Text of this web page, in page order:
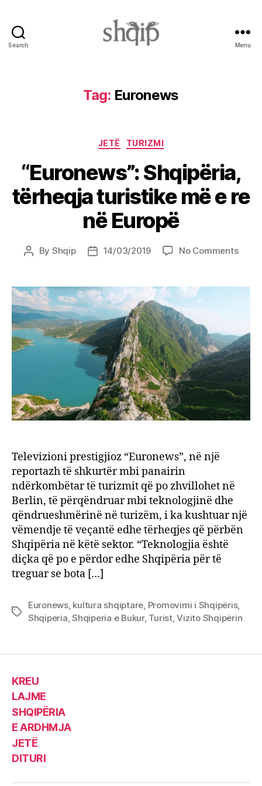
Search Menu
Tag: Euronews
Categories
JETË TURIZMI
“Euronews”: Shqipëria,
tërheqja turistike më e re
në Europë
Post
By Shqip
Post14/03/2019 No Commentson
re
në
Televizioni prestigjioz “Euronews”, në një
reportazh të shkurtër mbi panairin
ndërkombëtar të turizmit që po zhvillohet në
Berlin, të përqëndruar mbi teknologjinë dhe
qëndrueshmërinë në turizëm, i ka kushtuar një
vëmendje të veçantë edhe tërheqjes që përbën
Shqipëria në këtë sektor. “Teknologjia është
diçka që po e përdor edhe Shqipëria për të
treguar se bota […]
Tags
Euronews, kultura shqiptare, Promovimi i Shqipëris,
Shqiperia,Shqiperia e Bukur, Turist,Vizito Shqipërin
KREU
LAJME
SHQIPËRIA
E ARDHMJA
JETË
DITURI